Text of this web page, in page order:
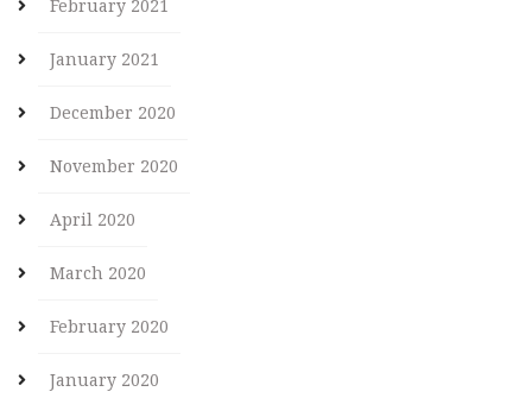
February 2021
January 2021
December 2020
November 2020
April 2020
March 2020
February 2020
January 2020